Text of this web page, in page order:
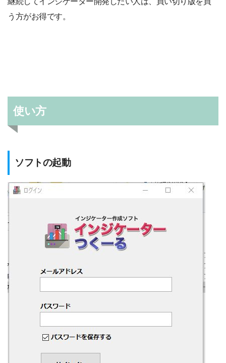
う方がお得です。
使い方
ソフトの起動